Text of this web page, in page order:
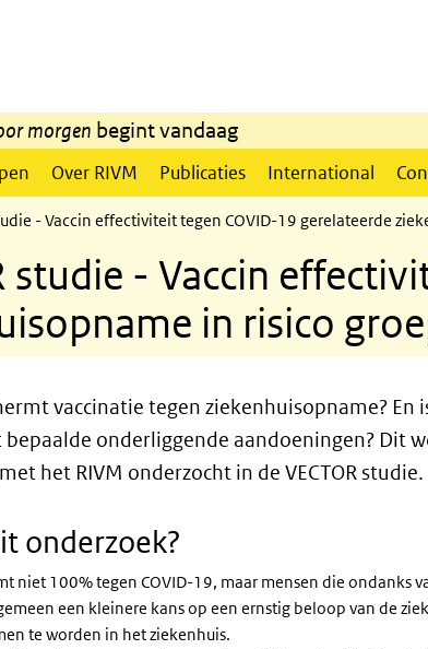
morgen begint vandaag
Over RIVM Publicaties International
- Vaccin effectiviteit tegen COVID-19 gerelateerde
studie - Vaccin
in risico
vaccinatie tegen ziekenhuisopname? En
bepaalde onderliggende aandoeningen? Dit
het RIVM onderzocht in de VECTOR studie.
onderzoek?
niet 100% tegen COVID-19, maar mensen die ondanks
een kleinere kans op een ernstig beloop van de
te worden in het ziekenhuis.